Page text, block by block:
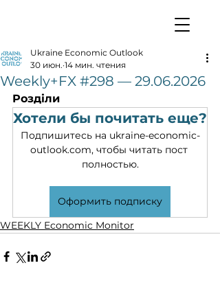
Weekly+FX #298 — 29.06.2026
Ukraine Economic Outlook
30 июн. 14 мин. чтения
Розділи
Хотели бы почитать еще?
Подпишитесь на ukraine-economic-
outlook.com, чтобы читать пост
полностью.
Оформить подписку
WEEKLY Economic Monitor